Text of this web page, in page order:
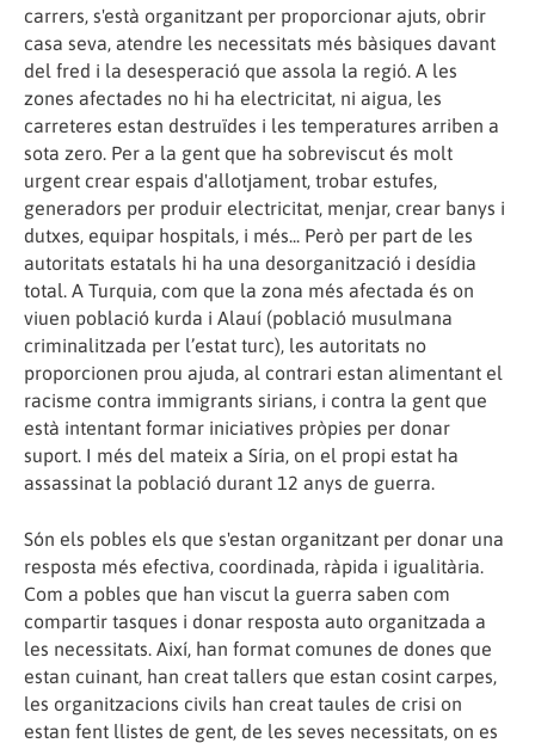
carrers, s'està organitzant per proporcionar ajuts, obrir
casa seva, atendre les necessitats més bàsiques davant
del fred i la desesperació que assola la regió. A les
zones afectades no hi ha electricitat, ni aigua, les
carreteres estan destruïdes i les temperatures arriben a
sota zero. Per a la gent que ha sobreviscut és molt
urgent crear espais d'allotjament, trobar estufes,
generadors per produir electricitat, menjar, crear banys i
dutxes, equipar hospitals, i més... Però per part de les
autoritats estatals hi ha una desorganització i desídia
total. A Turquia, com que la zona més afectada és on
viuen població kurda i Alauí (població musulmana
criminalitzada per l’estat turc), les autoritats no
proporcionen prou ajuda, al contrari estan alimentant el
racisme contra immigrants sirians, i contra la gent que
està intentant formar iniciatives pròpies per donar
suport. I més del mateix a Síria, on el propi estat ha
assassinat la població durant 12 anys de guerra.
Són els pobles els que s'estan organitzant per donar una
resposta més efectiva, coordinada, ràpida i igualitària.
Com a pobles que han viscut la guerra saben com
compartir tasques i donar resposta auto organitzada a
les necessitats. Així, han format comunes de dones que
estan cuinant, han creat tallers que estan cosint carpes,
les organitzacions civils han creat taules de crisi on
estan fent llistes de gent, de les seves necessitats, on es